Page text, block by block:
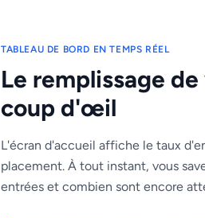
TABLEAU DE BORD EN TEMPS RÉEL
Le remplissage
coup d'œil
L'écran d'accueil affiche le taux
placement. À tout instant, vous
entrées et combien sont encore